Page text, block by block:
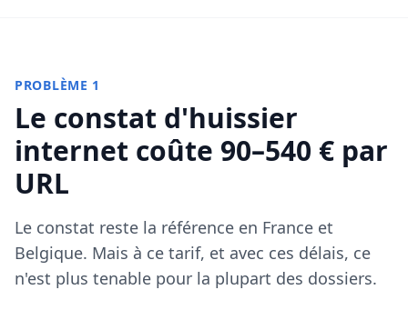
PROBLÈME 1
Le constat d'huissier
internet coûte 90–540 € par
URL
Le constat reste la référence en France et
Belgique. Mais à ce tarif, et avec ces délais, ce
n'est plus tenable pour la plupart des dossiers.